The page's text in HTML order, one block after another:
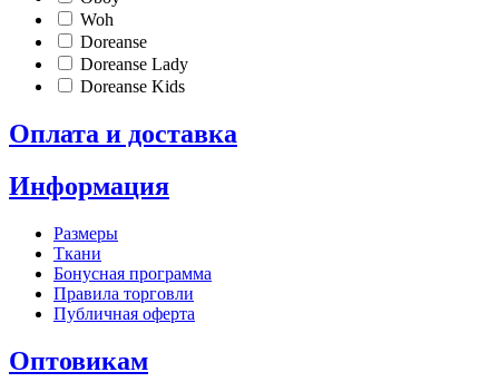
Woh
Doreanse
Doreanse Lady
Doreanse Kids
Оплата и доставка
Информация
Размеры
Ткани
Бонусная программа
Правила торговли
Публичная оферта
Оптовикам